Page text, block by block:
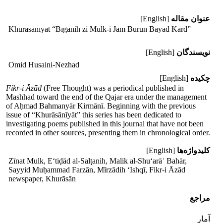
عنوان مقاله [English]
Khurāsānīyāt “Bīgānih zi Mulk-i Jam Burūn Bāyad Kard”
نویسندگان [English]
Omid Husaini-Nezhad
چکیده [English]
Fikr-i Āzād (Free Thought) was a periodical published in
Mashhad toward the end of the Qajar era under the management
of Aḥmad Bahmanyār Kirmānī. Beginning with the previous
issue of “Khurāsānīyāt” this series has been dedicated to
investigating poems published in this journal that have not been
recorded in other sources, presenting them in chronological order.
کلیدواژه‌ها [English]
Zīnat Mulk, E‘tiḍād al-Salṭanih, Malik al-Shu‘arāʾ Bahār,
Sayyid Muḥammad Farzān, Mīrzādih ‘Ishqī, Fikr-i Āzād
newspaper, Khurāsān
مراجع
آمار